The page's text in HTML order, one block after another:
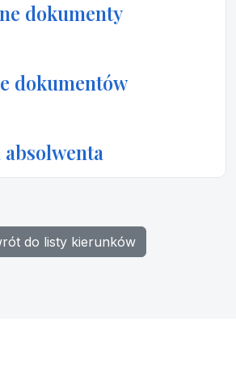
dokumenty
dokumentów
absolwenta
do listy kierunków